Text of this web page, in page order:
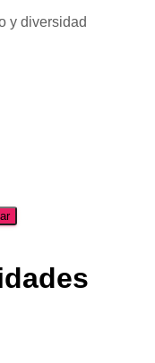
y diversidad